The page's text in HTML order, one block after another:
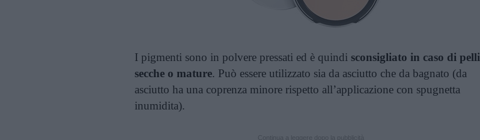
I pigmenti sono in polvere pressati ed è quindi sconsigliato in caso di pelli
secche o mature. Può essere utilizzato sia da asciutto che da bagnato (da
asciutto ha una coprenza minore rispetto all’applicazione con spugnetta
inumidita).